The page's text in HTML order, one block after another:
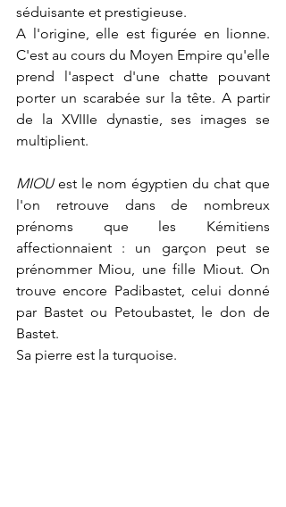
séduisante et prestigieuse.
A l'origine, elle est figurée en lionne.
C'est au cours du Moyen Empire qu'elle
prend l'aspect d'une chatte pouvant
porter un scarabée sur la tête. A partir
de la XVIIIe dynastie, ses images se
multiplient.
MIOU est le nom égyptien du chat que
l'on retrouve dans de nombreux
prénoms que les Kémitiens
affectionnaient : un garçon peut se
prénommer Miou, une fille Miout. On
trouve encore Padibastet, celui donné
par Bastet ou Petoubastet, le don de
Bastet.
Sa pierre est la turquoise.